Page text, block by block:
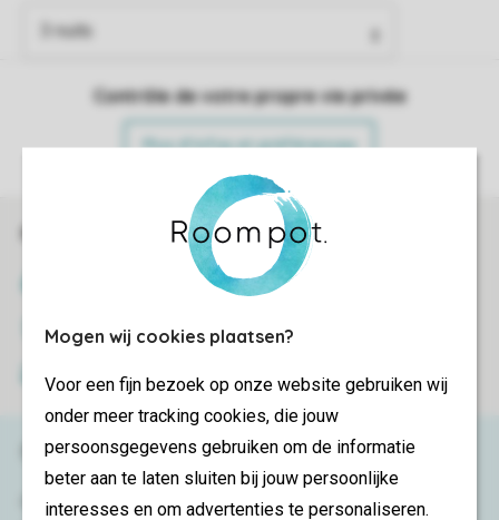
Mogen wij cookies plaatsen?
Voor een fijn bezoek op onze website gebruiken wij
onder meer tracking cookies, die jouw
persoonsgegevens gebruiken om de informatie
beter aan te laten sluiten bij jouw persoonlijke
interesses en om advertenties te personaliseren.
Contrôle de votre propre vie privée
Plus d’infos et préférences
Réservations en ligne rapides et sécurisées
Transmission sécurisée des données
Paiement sécurisé
Besoin d’aide ?
Consultez la foire auxquestionsou